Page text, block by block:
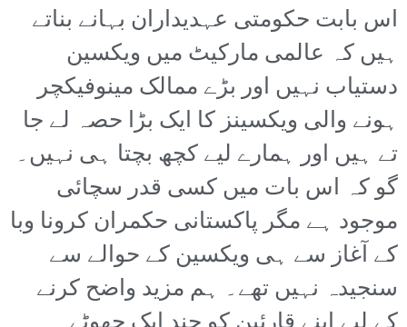
اس بابت حکومتی عہدیداران بہانے بناتے
ہیں کہ عالمی مارکیٹ میں ویکسین
دستیاب نہیں اور بڑے ممالک مینوفیکچر
ہونے والی ویکسینز کا ایک بڑا حصہ لے جا
تے ہیں اور ہمارے لیے کچھ بچتا ہی نہیں۔
گو کہ اس بات میں کسی قدر سچائی
موجود ہے مگر پاکستانی حکمران کرونا وبا
کے آغاز سے ہی ویکسین کے حوالے سے
سنجیدہ نہیں تھے۔ ہم مزید واضح کرنے